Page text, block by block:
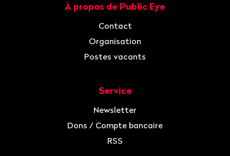
À propos de Public Eye
Contact
Organisation
Postes vacants
Service
Newsletter
Dons / Compte bancaire
RSS